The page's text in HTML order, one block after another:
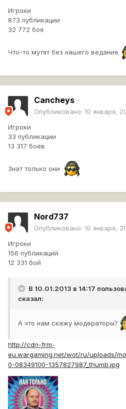
Игроки
873 публикации
32 772 боя
Что-то мутят без нашего ведания.
Cancheys
Опубликовано: 10 января,
Игроки
33 публикации
13 317 боёв
Знат только они
Nord737
Опубликовано: 10 января,
Игроки
156 публикаций
12 331 бой
В 10.01.2013 в 14:17
сказал:
А что нам скажу модераторы?
http://cdn-frm-
eu.wargaming.net/wot/ru/uploads/
0-08349100-1357827987_thumb.jpg